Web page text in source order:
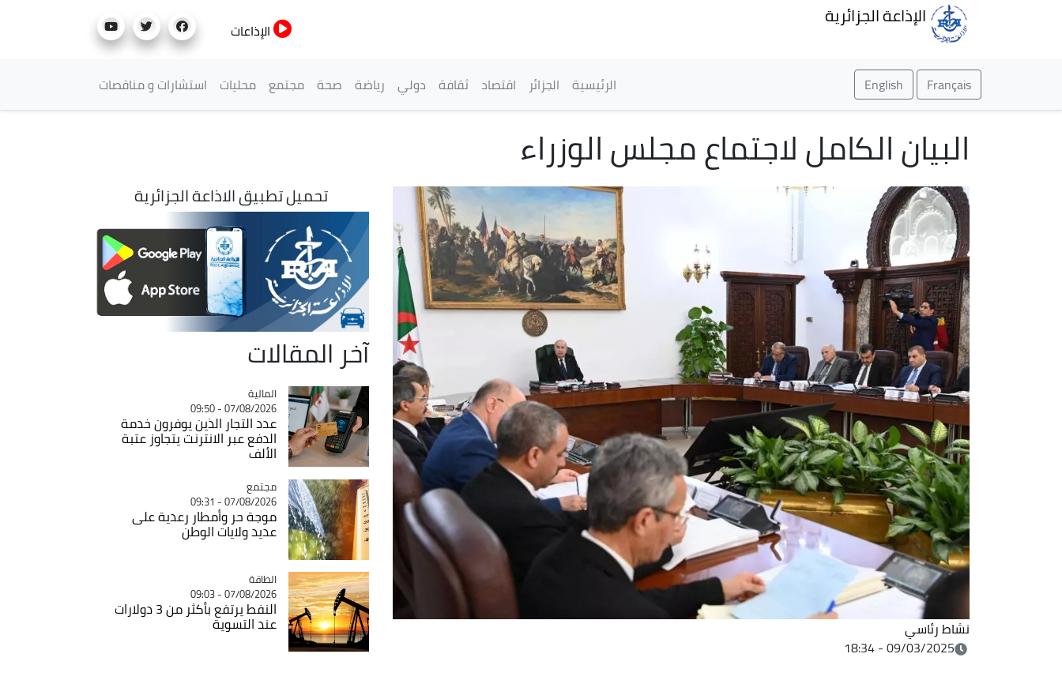
الإذاعة الجزائرية
الإذاعات
Français
English القائمة الرئيسية
الرئيسية الجزائر اقتصاد ثقافة دولي رياضة صحة مجتمع محليات استشارات و مناقصات
البيان الكامل لاجتماع مجلس الوزراء
نشاط رئاسي
09/03/2025 - 18:34
تحميل تطبيق الاذاعة الجزائرية
آخر المقالات
Catégorie
المالية
07/08/2026 - 09:50
عدد التجار الذين يوفرون خدمة
الدفع عبر الانترنت يتجاوز عتبة
الألف
Catégorie
مجتمع
07/08/2026 - 09:31
موجة حر وأمطار رعدية على
عديد ولايات الوطن
Catégorie
الطاقة
07/08/2026 - 09:03
النفط يرتفع بأكثر من 3 دولارات
عند التسوية